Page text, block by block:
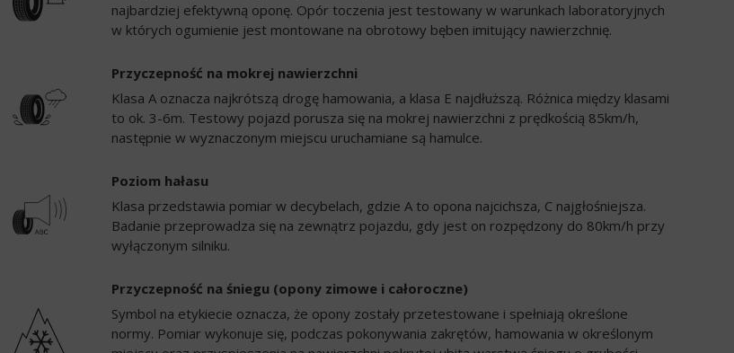
najbardziej efektywną oponę. Opór toczenia jest testowany w warunkach laboratoryjnych
w których ogumienie jest montowane na obrotowy bęben imitujący nawierzchnię.
Przyczepność na mokrej nawierzchni
Klasa A oznacza najkrótszą drogę hamowania, a klasa E najdłuższą. Różnica między klasami
to ok. 3-6m. Testowy pojazd porusza się na mokrej nawierzchni z prędkością 85km/h,
następnie w wyznaczonym miejscu uruchamiane są hamulce.
Poziom hałasu
Klasa przedstawia pomiar w decybelach, gdzie A to opona najcichsza, C najgłośniejsza.
Badanie przeprowadza się na zewnątrz pojazdu, gdy jest on rozpędzony do 80km/h przy
wyłączonym silniku.
Przyczepność na śniegu (opony zimowe i całoroczne)
Symbol na etykiecie oznacza, że opony zostały przetestowane i spełniają określone
normy. Pomiar wykonuje się, podczas pokonywania zakrętów, hamowania w określonym